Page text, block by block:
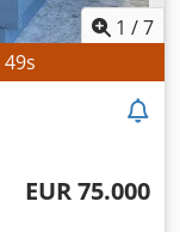
1 /7
47s
EUR 75.000